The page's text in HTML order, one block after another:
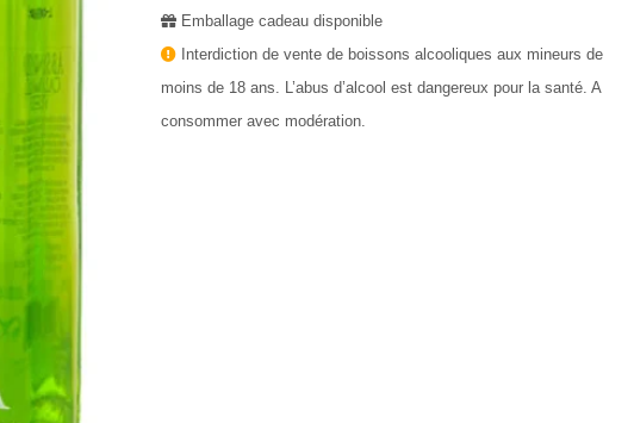
Emballage cadeau disponible
Interdiction de vente de boissons alcooliques aux mineurs de
moins de 18 ans. L’abus d’alcool est dangereux pour la santé. A
consommer avec modération.